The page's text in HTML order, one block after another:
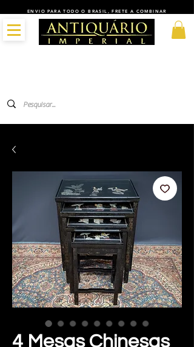
ENVIO PARA TODO O BRASIL, FRETE A COMBINAR
4 Mesas Chinesas